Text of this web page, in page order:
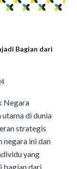
Bagian dari
Negara
di dunia
strategis
negara ini dan
yang
bagian dari